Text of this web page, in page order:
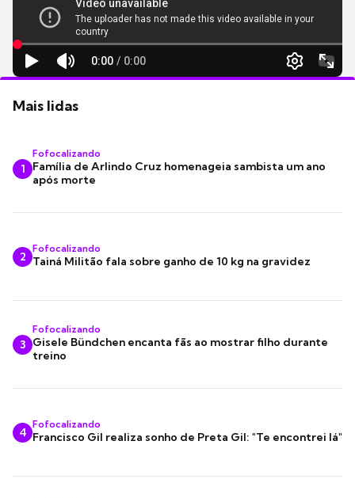
Mais lidas
1
Fofocalizando
Família de Arlindo Cruz homenageia sambista um ano
após morte
2
Fofocalizando
Tainá Militão fala sobre ganho de 10 kg na gravidez
3
Fofocalizando
Gisele Bündchen encanta fãs ao mostrar filho durante
treino
4
Fofocalizando
Francisco Gil realiza sonho de Preta Gil: "Te encontrei lá"